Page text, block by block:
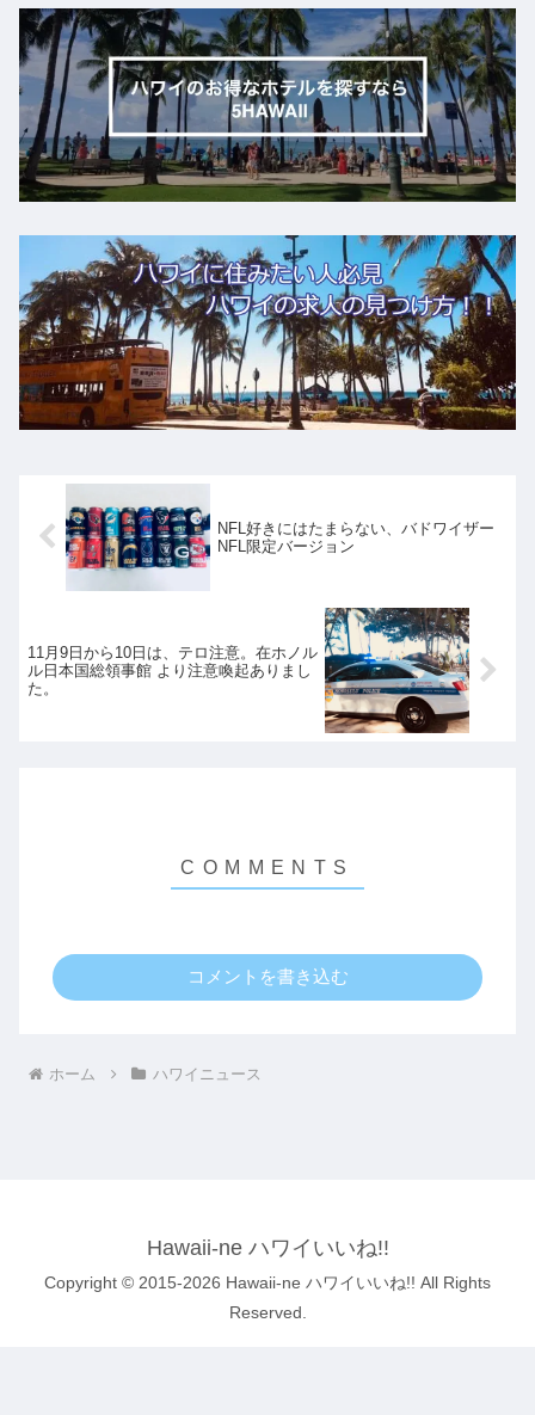
NFL好きにはたまらない、バドワイザー
NFL限定バージョン
11月9日から10日は、テロ注意。在ホノル
ル日本国総領事館 より注意喚起ありまし
た。
コメントを書き込む
ホーム ハワイニュース
Hawaii-ne ハワイいいね!!
Copyright © 2015-2026 Hawaii-ne ハワイいいね!! All Rights
Reserved.